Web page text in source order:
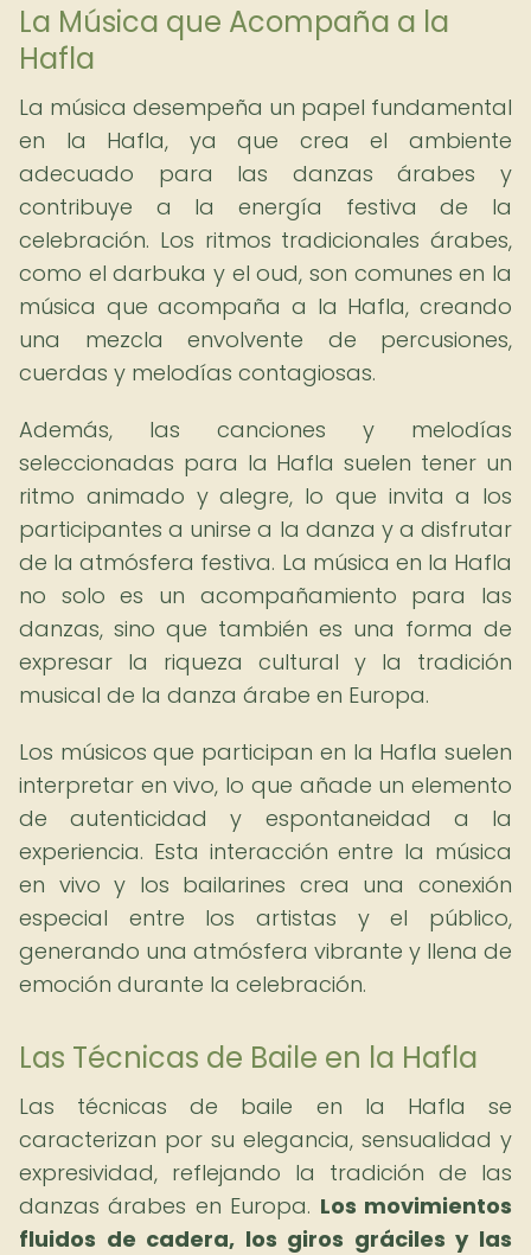
La Música que Acompaña a la
Hafla
La música desempeña un papel fundamental
en la Hafla, ya que crea el ambiente
adecuado para las danzas árabes y
contribuye a la energía festiva de la
celebración. Los ritmos tradicionales árabes,
como el darbuka y el oud, son comunes en la
música que acompaña a la Hafla, creando
una mezcla envolvente de percusiones,
cuerdas y melodías contagiosas.
Además, las canciones y melodías
seleccionadas para la Hafla suelen tener un
ritmo animado y alegre, lo que invita a los
participantes a unirse a la danza y a disfrutar
de la atmósfera festiva. La música en la Hafla
no solo es un acompañamiento para las
danzas, sino que también es una forma de
expresar la riqueza cultural y la tradición
musical de la danza árabe en Europa.
Los músicos que participan en la Hafla suelen
interpretar en vivo, lo que añade un elemento
de autenticidad y espontaneidad a la
experiencia. Esta interacción entre la música
en vivo y los bailarines crea una conexión
especial entre los artistas y el público,
generando una atmósfera vibrante y llena de
emoción durante la celebración.
Las Técnicas de Baile en la Hafla
Las técnicas de baile en la Hafla se
caracterizan por su elegancia, sensualidad y
expresividad, reflejando la tradición de las
danzas árabes en Europa. Los movimientos
fluidos de cadera, los giros gráciles y las